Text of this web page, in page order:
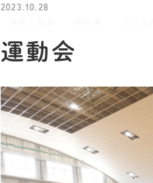
2023.10.28
運動会